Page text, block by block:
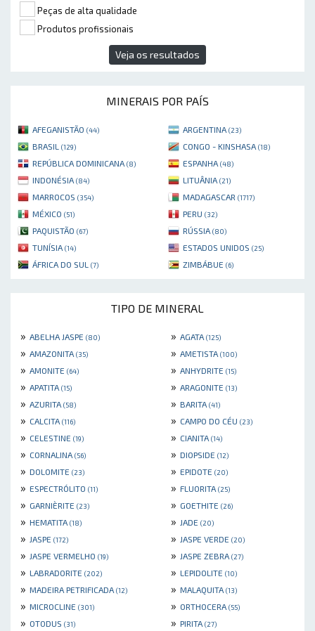
Peças de alta qualidade
Produtos profissionais
Veja os resultados
MINERAIS POR PAÍS
AFEGANISTÃO (44) ARGENTINA (23)
BRASIL (129) CONGO - KINSHASA (18)
REPÚBLICA DOMINICANA (8) ESPANHA (48)
INDONÉSIA (84) LITUÂNIA (21)
MARROCOS (354) MADAGASCAR (1717)
MÉXICO (51) PERU (32)
PAQUISTÃO (67) RÚSSIA (80)
TUNÍSIA (14) ESTADOS UNIDOS (25)
ÁFRICA DO SUL (7) ZIMBÁBUE (6)
TIPO DE MINERAL
» ABELHA JASPE (80) » AGATA (125)
» AMAZONITA (35) » AMETISTA (100)
» AMONITE (64) » ANHYDRITE (15)
» APATITA (15) » ARAGONITE (13)
» AZURITA (58) » BARITA (41)
» CALCITA (116) » CAMPO DO CÉU (23)
» CELESTINE (19) » CIANITA (14)
» CORNALINA (56) » DIOPSIDE (12)
» DOLOMITE (23) » EPIDOTE (20)
» ESPECTRÓLITO (11) » FLUORITA (25)
» GARNIÈRITE (23) » GOETHITE (26)
» HEMATITA (18) » JADE (20)
» JASPE (172) » JASPE VERDE (20)
» JASPE VERMELHO (19) » JASPE ZEBRA (27)
» LABRADORITE (202) » LEPIDOLITE (10)
» MADEIRA PETRIFICADA (12) » MALAQUITA (13)
» MICROCLINE (301) » ORTHOCERA (55)
» OTODUS (31) » PIRITA (27)